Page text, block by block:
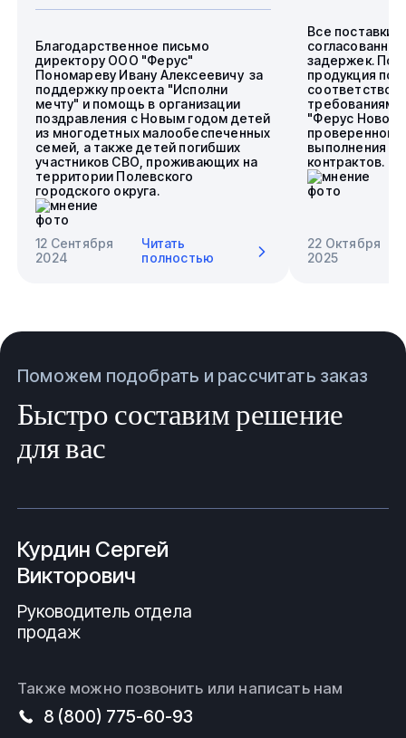
Благодарственное письмо
директору ООО "Ферус"
Пономареву Ивану Алексеевичу за
поддержку проекта "Исполни
мечту" и помощь в организации
поздравления с Новым годом детей
из многодетных малообеспеченных
семей, а также детей погибших
участников СВО, проживающих на
территории Полевского
городского округа.
12 Сентября
2024
Читать
полностью
Все поставки
задержек.
продукция
требованиям.
"Ферус
проверенного
выполнения
контрактов.
22 Октября
2025
Поможем подобрать и рассчитать заказ
Быстро составим решение
для вас
Курдин Сергей
Викторович
Руководитель отдела
продаж
Также можно позвонить или написать нам
8 (800) 775-60-93